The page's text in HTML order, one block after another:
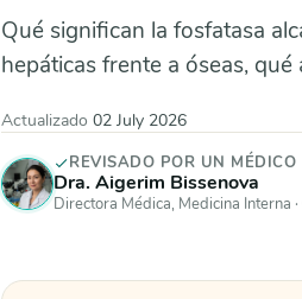
Qué significan la fosfatasa
hepáticas frente a óseas,
Actualizado 02 July 2026
REVISADO POR UN MÉDICO
Dra. Aigerim Bissenova
Directora Médica, Medicina Interna ·